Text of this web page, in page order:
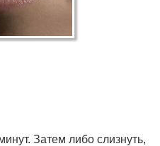
Затем либо слизнуть,